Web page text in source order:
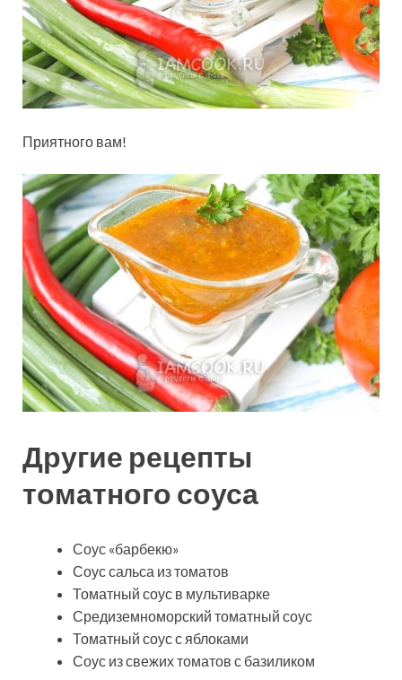
Приятного вам!
Другие рецепты
томатного соуса
Соус «барбекю»
Соус сальса из томатов
Томатный соус в мультиварке
Средиземноморский томатный соус
Томатный соус с яблоками
Соус из свежих томатов с базиликом